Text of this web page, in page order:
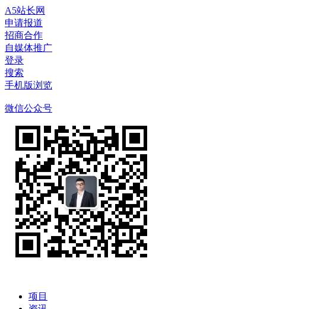
A5站长网
申请报道
招商合作
自媒体推广
登录
搜索
手机版浏览
微信公众号
项目